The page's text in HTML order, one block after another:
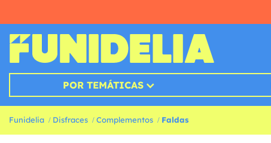
POR TEMÁTICAS
Funidelia Disfraces Complementos Faldas